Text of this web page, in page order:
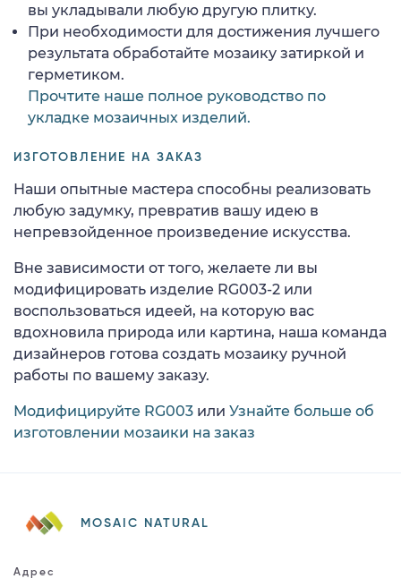
вы укладывали любую другую плитку.
При необходимости для достижения лучшего
результата обработайте мозаику затиркой и
герметиком.
Прочтите наше полное руководство по
укладке мозаичных изделий.
ИЗГОТОВЛЕНИЕ НА ЗАКАЗ
Наши опытные мастера способны реализовать
любую задумку, превратив вашу идею в
непревзойденное произведение искусства.
Вне зависимости от того, желаете ли вы
модифицировать изделие RG003-2 или
воспользоваться идеей, на которую вас
вдохновила природа или картина, наша команда
дизайнеров готова создать мозаику ручной
работы по вашему заказу.
Модифицируйте RG003 или Узнайте больше об
изготовлении мозаики на заказ
MOSAIC NATURAL
Адрес